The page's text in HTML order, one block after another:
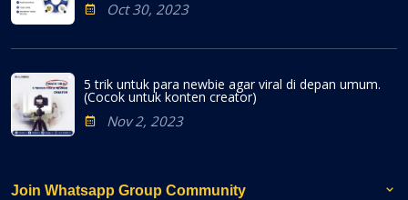
Oct 30, 2023
5 trik untuk para newbie agar viral di depan umum.
(Cocok untuk konten creator)
Nov 2, 2023
Join Whatsapp Group Community